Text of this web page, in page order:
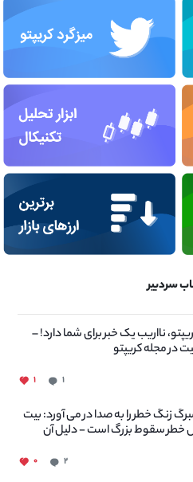
سردبیر
نااریب یک خبر برای شما دارد! –
در مجله کریپتو
۱ ۱
زنگ خطر را به صدا در می آورد: بیت
خطر سقوط بزرگ است - دلیل آن
۲ ۰